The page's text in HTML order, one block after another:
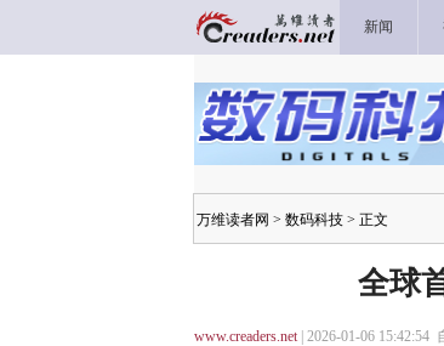
新闻
万维读者网 > 数码科技 > 正文
全球
www.creaders.net| 2026-01-06 15:42:54